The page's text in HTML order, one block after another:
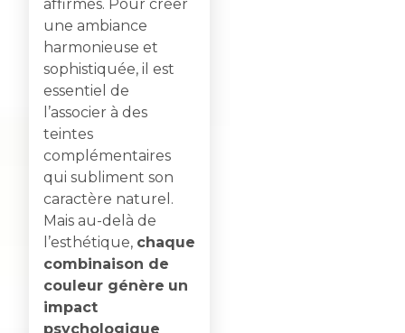
affirmés. Pour créer
une ambiance
harmonieuse et
sophistiquée, il est
essentiel de
l’associer à des
teintes
complémentaires
qui subliment son
caractère naturel.
Mais au-delà de
l’esthétique, chaque
combinaison de
couleur génère un
impact
psychologique